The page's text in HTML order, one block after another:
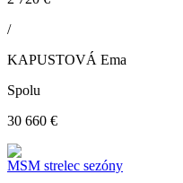
/
KAPUSTOVÁ Ema
Spolu
30 660 €
MSM strelec sezóny